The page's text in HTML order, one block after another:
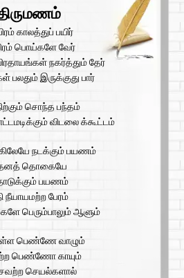
காலத்துப் பயிர்
பொய்களே வேர்
நகர்த்தும் தேர்
பலதும் இருக்குது பார்
சொந்த பந்தம்
விடலை க்கூட்டம்
நடக்கும் பயணம்
தொகையே
பயணம்
நீயாயமற்ற பேரம்
பெரும்பாலும் ஆளும்
பெண்ணே வாழும்
பெண்ணோ காயும்
செயல்களால்